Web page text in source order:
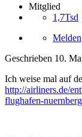
Mitglied
1,7Tsd
Melden
Geschrieben 10.
Ich weise mal auf
http://airliners.de/
flughafen-